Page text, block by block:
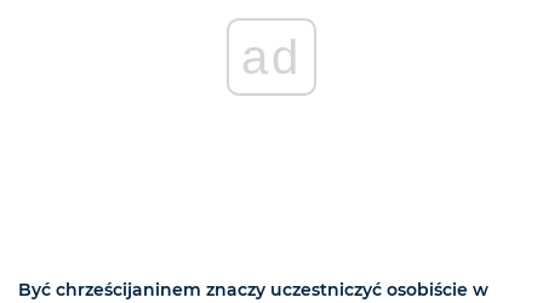
ad
Być chrześcijaninem znaczy uczestniczyć osobiście w